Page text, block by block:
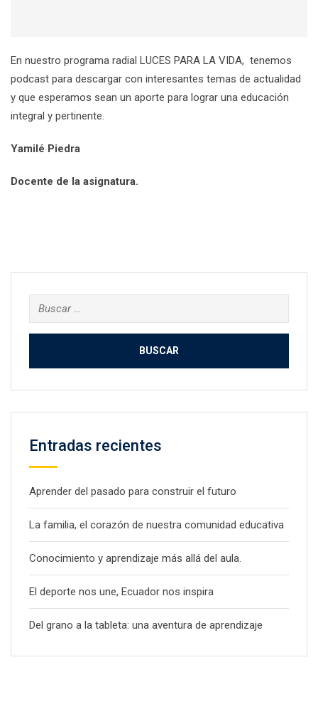
En nuestro programa radial LUCES PARA LA VIDA, tenemos
podcast para descargar con interesantes temas de actualidad
y que esperamos sean un aporte para lograr una educación
integral y pertinente.
Yamilé Piedra
Docente de la asignatura.
Buscar:
Entradas recientes
Aprender del pasado para construir el futuro
La familia, el corazón de nuestra comunidad educativa
Conocimiento y aprendizaje más allá del aula.
El deporte nos une, Ecuador nos inspira
Del grano a la tableta: una aventura de aprendizaje